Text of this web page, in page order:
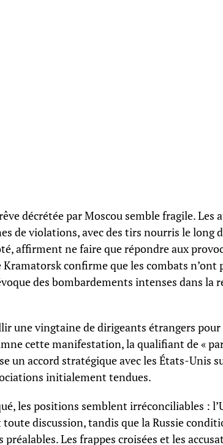
décrétée par Moscou semble fragile. Les
de violations, avec des tirs nourris le long
affirment ne faire que répondre aux
confirme que les combats n’ont
des bombardements intenses dans la
une vingtaine de dirigeants étrangers
cette manifestation, la qualifiant de «
un accord stratégique avec les États-Unis
initialement tendues.
les positions semblent irréconciliables :
discussion, tandis que la Russie
Les frappes croisées et les